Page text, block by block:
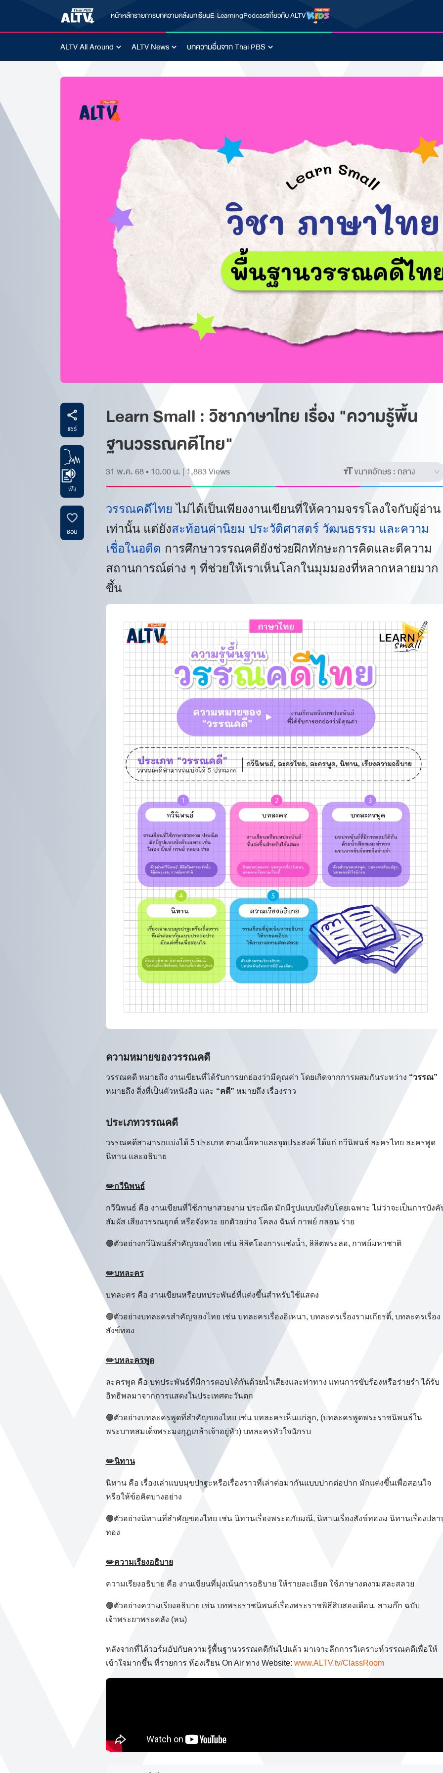
หน้าหลักรายการบทความคลังบทเรียนE-LearningPodcastเกี่ยวกับ ALTV
ALTV All Around ALTV News บทความอื่นจาก Thai PBS
แชร์
ฟัง
ชอบ
Learn Small : วิชาภาษาไทย เรื่อง "ความรู้พื้น
ฐานวรรณคดีไทย"
31 พ.ค. 68 • 10.00 น. |1,883Views ขนาดอักษร :กลาง
วรรณคดีไทย ไม่ได้เป็นเพียงงานเขียนที่ให้ความจรรโลงใจกับผู้อ่าน
เท่านั้น แต่ยังสะท้อนค่านิยม ประวัติศาสตร์ วัฒนธรรม และความ
เชื่อในอดีต การศึกษาวรรณคดียังช่วยฝึกทักษะการคิดและตีความ
สถานการณ์ต่าง ๆ ที่ช่วยให้เราเห็นโลกในมุมมองที่หลากหลายมาก
ขึ้น
ความหมายของวรรณคดี
วรรณคดี หมายถึง งานเขียนที่ได้รับการยกย่องว่ามีคุณค่า โดยเกิดจากการผสมกันระหว่าง “วรรณ”
หมายถึง สิ่งที่เป็นตัวหนังสือ และ “คดี” หมายถึง เรื่องราว
ประเภทวรรณคดี
วรรณคดีสามารถแบ่งได้ 5 ประเภท ตามเนื้อหาและจุดประสงค์ ได้แก่ กวีนิพนธ์ ละครไทย ละครพูด
นิทาน และอธิบาย
✏️กวีนิพนธ์
กวีนิพนธ์ คือ งานเขียนที่ใช้ภาษาสวยงาม ประณีต มักมีรูปแบบบังคับโดยเฉพาะ ไม่ว่าจะเป็นการบังคั
สัมผัส เสียงวรรณยุกต์ หรือจังหวะ ยกตัวอย่าง โคลง ฉันท์ กาพย์ กลอน ร่าย
🟢ตัวอย่างกวีนิพนธ์สำคัญของไทย เช่น ลิลิตโองการแช่งน้ำ, ลิลิตพระลอ, กาพย์มหาชาติ
✏️บทละคร
บทละคร คือ งานเขียนหรือบทประพันธ์ที่แต่งขึ้นสำหรับใช้แสดง
🟢ตัวอย่างบทละครสำคัญของไทย เช่น บทละครเรื่องอิเหนา, บทละครเรื่องรามเกียรติ์, บทละครเรื่อง
สังข์ทอง
✏️บทละครพูด
ละครพูด คือ บทประพันธ์ที่มีการตอบโต้กันด้วยน้ำเสียงและท่าทาง แทนการขับร้องหรือร่ายรำ ได้รับ
อิทธิพลมาจากการแสดงในประเทศตะวันตก
🟢ตัวอย่างบทละครพูดที่สำคัญของไทย เช่น บทละครเห็นแก่ลูก, (บทละครพูดพระราชนิพนธ์ใน
พระบาทสมเด็จพระมงกุฎเกล้าเจ้าอยู่หัว) บทละครหัวใจนักรบ
✏️นิทาน
นิทาน คือ เรื่องเล่าแบบมุขปาฐะหรือเรื่องราวที่เล่าต่อมากันแบบปากต่อปาก มักแต่งขึ้นเพื่อสอนใจ
หรือให้ข้อคิดบางอย่าง
🟢ตัวอย่างนิทานที่สำคัญของไทย เช่น นิทานเรื่องพระอภัยมณี, นิทานเรื่องสังข์ทองม นิทานเรื่องปลา
ทอง
✏️ความเรียงอธิบาย
ความเรียงอธิบาย คือ งานเขียนที่มุ่งเน้นการอธิบาย ให้รายละเอียด ใช้ภาษางดงามสละสลวย
🟢ตัวอย่างความเรียงอธิบาย เช่น บทพระราชนิพนธ์เรื่องพระราชพิธีสิบสองเดือน, สามก๊ก ฉบับ
เจ้าพระยาพระคลัง (หน)
หลังจากที่ได้วอร์มอัปกับความรู้พื้นฐานวรรณคดีกันไปแล้ว มาเจาะลึกการวิเคราะห์วรรณคดีเพื่อให้
เข้าใจมากขึ้น ที่รายการ ห้องเรียน On Air ทาง Website: www.ALTV.tv/ClassRoom